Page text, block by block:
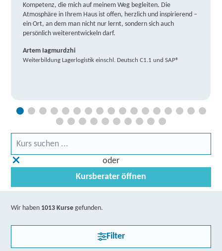
Kompetenz, die mich auf meinem Weg begleiten. Die
Atmosphäre in Ihrem Haus ist offen, herzlich und inspirierend –
ein Ort, an dem man nicht nur lernt, sondern sich auch
persönlich weiterentwickeln darf.
Artem Iagmurdzhi
Weiterbildung Lagerlogistik einschl. Deutsch C1.1 und SAP®
oder
Kursberater öffnen
Wir haben 1013 Kurse gefunden.
Filter